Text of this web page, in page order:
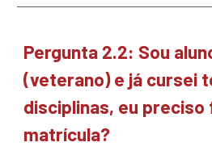
Pergunta 2.2: Sou
(veterano) e já cursei
disciplinas, eu preciso
matrícula?